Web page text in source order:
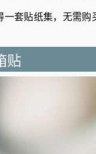
套贴纸集，无需
贴